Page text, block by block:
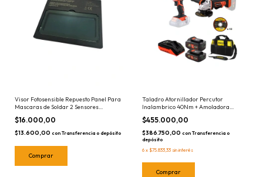
Visor Fotosensible Repuesto Panel Para
Mascaras de Soldar 2 Sensores
Lusqtoff LQFOTM-9
$16.000,00
$13.600,00 con Transferencia o depósito
Taladro Atornillador Percutor
Inalambrico 40Nm + Amoladora
Angular 115mm Dowen Pagio 2
Baterias 18v (2ah y 4ah) + Bolso – Combo
01065
$455.000,00
$386.750,00 con Transferencia o
depósito
6 x $75.833,33 sin interés